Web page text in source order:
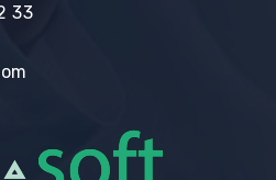
33